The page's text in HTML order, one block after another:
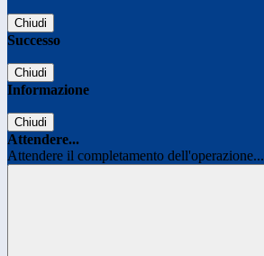
Chiudi
Successo
Chiudi
Informazione
Chiudi
Attendere...
Attendere il completamento dell'operazione...